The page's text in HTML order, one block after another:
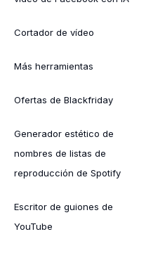
Cortador de vídeo
Más herramientas
Ofertas de Blackfriday
Generador estético de
nombres de listas de
reproducción de Spotify
Escritor de guiones de
YouTube